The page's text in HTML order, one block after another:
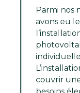
Parmi nos
avons eu
couvrir